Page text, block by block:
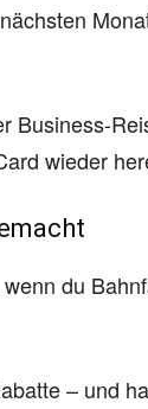
Business-
wieder
du
– und